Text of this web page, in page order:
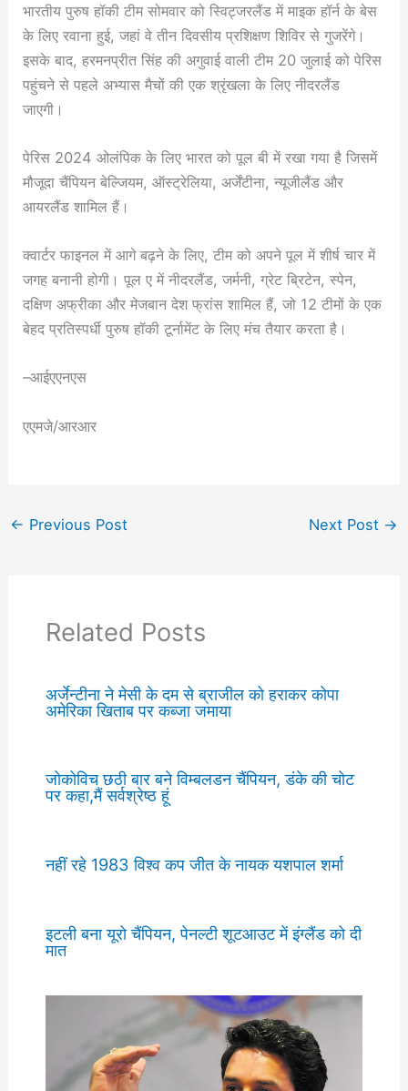
भारतीय पुरुष हॉकी टीम सोमवार को स्विट्जरलैंड में माइक हॉर्न के बेस
के लिए रवाना हुई, जहां वे तीन दिवसीय प्रशिक्षण शिविर से गुजरेंगे।
इसके बाद, हरमनप्रीत सिंह की अगुवाई वाली टीम 20 जुलाई को पेरिस
पहुंचने से पहले अभ्यास मैचों की एक श्रृंखला के लिए नीदरलैंड
जाएगी।
पेरिस 2024 ओलंपिक के लिए भारत को पूल बी में रखा गया है जिसमें
मौजूदा चैंपियन बेल्जियम, ऑस्ट्रेलिया, अर्जेंटीना, न्यूजीलैंड और
आयरलैंड शामिल हैं।
क्वार्टर फाइनल में आगे बढ़ने के लिए, टीम को अपने पूल में शीर्ष चार में
जगह बनानी होगी। पूल ए में नीदरलैंड, जर्मनी, ग्रेट ब्रिटेन, स्पेन,
दक्षिण अफ्रीका और मेजबान देश फ्रांस शामिल हैं, जो 12 टीमों के एक
बेहद प्रतिस्पर्धी पुरुष हॉकी टूर्नामेंट के लिए मंच तैयार करता है।
–आईएएनएस
एएमजे/आरआर
← Previous Post Next Post →
Related Posts
अर्जेन्टीना ने मेसी के दम से ब्राजील को हराकर कोपा
अमेरिका खिताब पर कब्जा जमाया
जोकोविच छठी बार बने विम्बलडन चैंपियन, डंके की चोट
पर कहा,मैं सर्वश्रेष्ठ हूं
नहीं रहे 1983 विश्व कप जीत के नायक यशपाल शर्मा
इटली बना यूरो चैंपियन, पेनल्टी शूटआउट में इंग्लैंड को दी
मात